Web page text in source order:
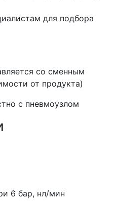
для подбора
со сменным
от продукта)
с пневмоузлом
6 бар, нл/мин